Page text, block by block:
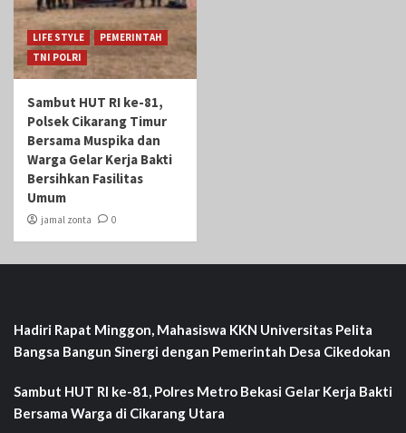
LIFE STYLE
PEMERINTAH
TNI POLRI
Sambut HUT RI ke-81,
Polsek Cikarang Timur
Bersama Muspika dan
Warga Gelar Kerja Bakti
Bersihkan Fasilitas
Umum
jamal zonta 0
Hadiri Rapat Minggon, Mahasiswa KKN Universitas Pelita
Bangsa Bangun Sinergi dengan Pemerintah Desa Cikedokan
Sambut HUT RI ke-81, Polres Metro Bekasi Gelar Kerja Bakti
Bersama Warga di Cikarang Utara